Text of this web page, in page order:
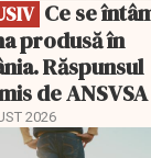
produsă în
Răspunsul
de ANSVSA
2026